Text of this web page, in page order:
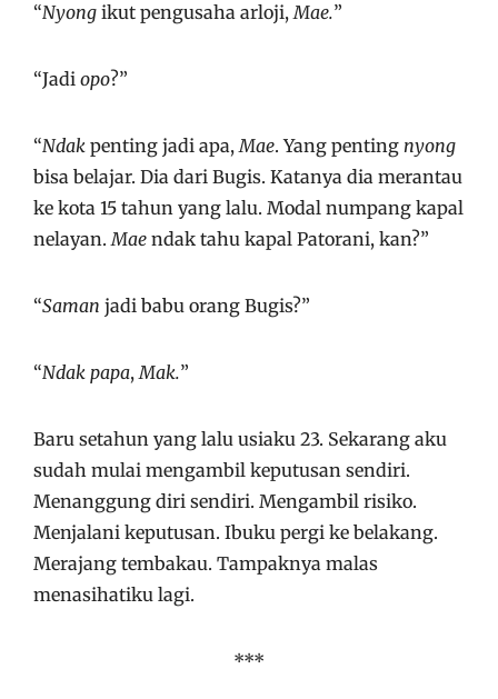
“Nyong ikut pengusaha arloji,Mae.”
“Jadi opo?”
“Ndak penting jadi apa,Mae. Yang penting nyong
bisa belajar. Dia dari Bugis. Katanya dia merantau
ke kota 15 tahun yang lalu. Modal numpang kapal
nelayan.Mae ndak tahu kapal Patorani, kan?”
“Saman jadi babu orang Bugis?”
“Ndak papa,Mak.”
Baru setahun yang lalu usiaku 23. Sekarang aku
sudah mulai mengambil keputusan sendiri.
Menanggung diri sendiri. Mengambil risiko.
Menjalani keputusan. Ibuku pergi ke belakang.
Merajang tembakau. Tampaknya malas
menasihatiku lagi.
***